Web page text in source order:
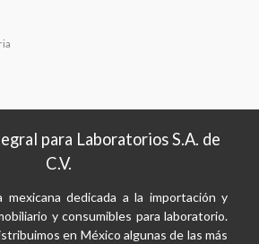
para Laboratorios S.A. de
C.V.
mexicana dedicada a la importación y
y consumibles para laboratorio.
en México algunas de las más